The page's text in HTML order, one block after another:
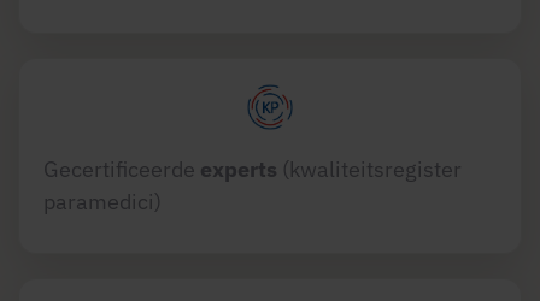
Gecertificeerde experts (kwaliteitsregister
paramedici)